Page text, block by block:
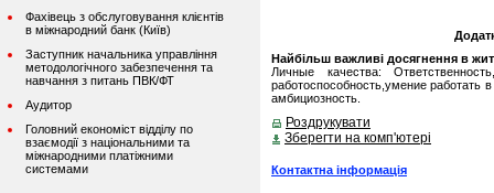
Фахівець з обслуговування клієнтів
в міжнародний банк (Київ)
Заступник начальника управління
методологічного забезпечення та
навчання з питань ПВК/ФТ
Аудитор
Головний економіст відділу по
взаємодії з національними та
міжнародними платіжними
системами
Найбільш важливі досягнення в
Личные качества:
работоспособность,умение работать
амбициозность.
Роздрукувати
Зберегти на комп'ютері
Контактна інформація